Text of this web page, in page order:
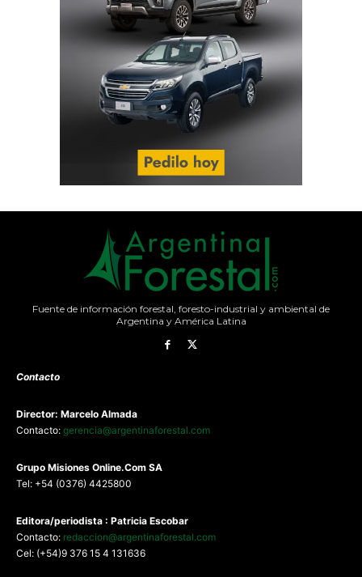
Fuente de información forestal, foresto-industrial y ambiental de
Argentina y América Latina
Contacto
Director: Marcelo Almada
Contacto: gerencia@argentinaforestal.com
Grupo Misiones Online.Com SA
Tel: +54 (0376) 4425800
Editora/periodista : Patricia Escobar
Contacto: redaccion@argentinaforestal.com
Cel: (+54)9 376 15 4 131636